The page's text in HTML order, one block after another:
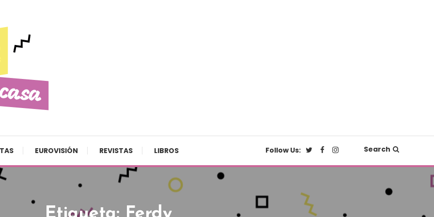
EUROVISIÓN REVISTAS LIBROS Follow Us: Search